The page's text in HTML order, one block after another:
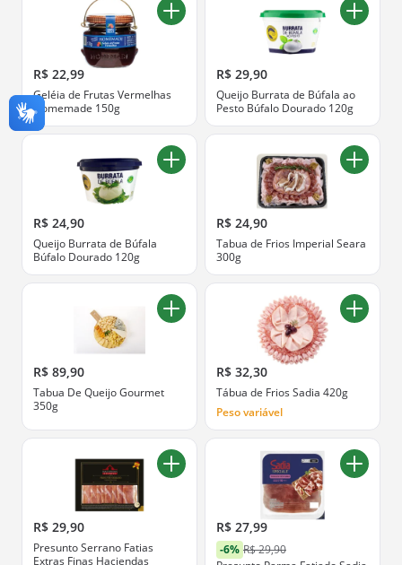
R$ 22,99
Geléia de Frutas Vermelhas
Homemade 150g
R$ 29,90
Queijo Burrata de Búfala ao
Pesto Búfalo Dourado 120g
R$ 24,90
Queijo Burrata de Búfala
Búfalo Dourado 120g
R$ 24,90
Tabua de Frios Imperial Seara
300g
R$ 89,90
Tabua De Queijo Gourmet
350g
R$ 32,30
Tábua de Frios Sadia 420g
Peso variável
R$ 29,90
Presunto Serrano Fatias
Extras Finas Haciendas
R$ 27,99
-6% R$ 29,90